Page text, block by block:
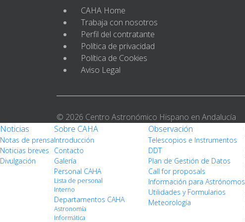
CAHA Home
Trabaja con nosotros
Perfil del contratante
Política de privacidad
Política de Cookies
Aviso Legal
© 2026 Centro Astronómico Hispano en Andalucía
Noticias
Notas de prensa
Noticias breves
Divulgación
Sobre CAHA
Introducción
Contacto
Galería
Personal CAHA
Lista de personal
Interno
Departamentos CAHA
Astronomía
Informática
Observación
Telescopios e Instrumentos
DDT
Plan de Gestión de Datos
Call for proposals
Información para Astrónomos
Utilidades y Formularios
Meteorología